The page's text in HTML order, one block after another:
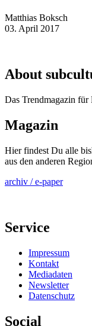
Matthias Boksch
03. April 2017
About
Das Trendmagazin für
Magazin
Hier findest Du alle
aus den anderen
archiv / e-paper
Service
Impressum
Kontakt
Mediadaten
Newsletter
Datenschutz
Social